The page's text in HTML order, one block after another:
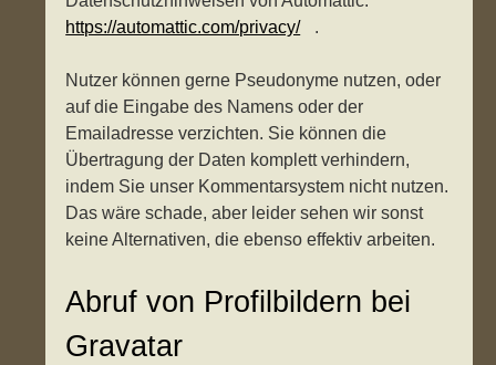
https://automattic.com/privacy/
.
Nutzer können gerne Pseudonyme nutzen, oder
auf die Eingabe des Namens oder der
Emailadresse verzichten. Sie können die
Übertragung der Daten komplett verhindern,
indem Sie unser Kommentarsystem nicht nutzen.
Das wäre schade, aber leider sehen wir sonst
keine Alternativen, die ebenso effektiv arbeiten.
Abruf von Profilbildern bei
Gravatar